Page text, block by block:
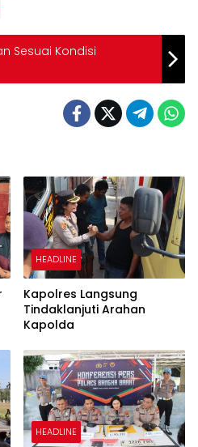
Sesuai Kondisi
HEADLINE
Kapolres Langsung
Tindaklanjuti Arahan
Kapolda
HEADLINE